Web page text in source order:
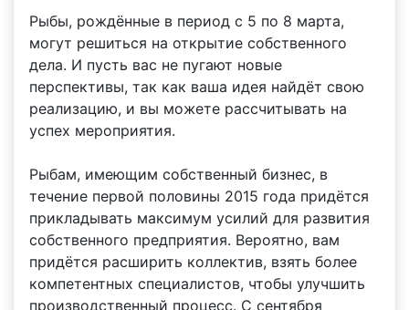
Рыбы, рождённые в период с 5 по 8 марта,
могут решиться на открытие собственного
дела. И пусть вас не пугают новые
перспективы, так как ваша идея найдёт свою
реализацию, и вы можете рассчитывать на
успех мероприятия.
Рыбам, имеющим собственный бизнес, в
течение первой половины 2015 года придётся
прикладывать максимум усилий для развития
собственного предприятия. Вероятно, вам
придётся расширить коллектив, взять более
компетентных специалистов, чтобы улучшить
производственный процесс. С сентября